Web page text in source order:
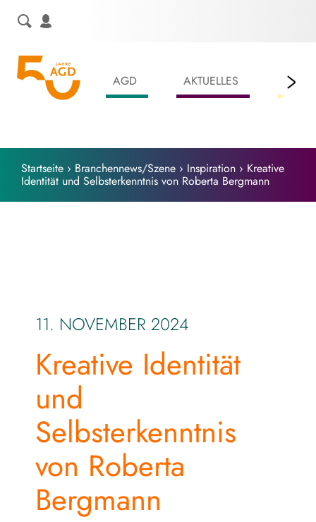
AGD AKTUELLES
Startseite › Branchennews/Szene › Inspiration › Kreative
Identität und Selbsterkenntnis von Roberta Bergmann
11. NOVEMBER 2024
Kreative Identität
und
Selbsterkenntnis
von Roberta
Bergmann